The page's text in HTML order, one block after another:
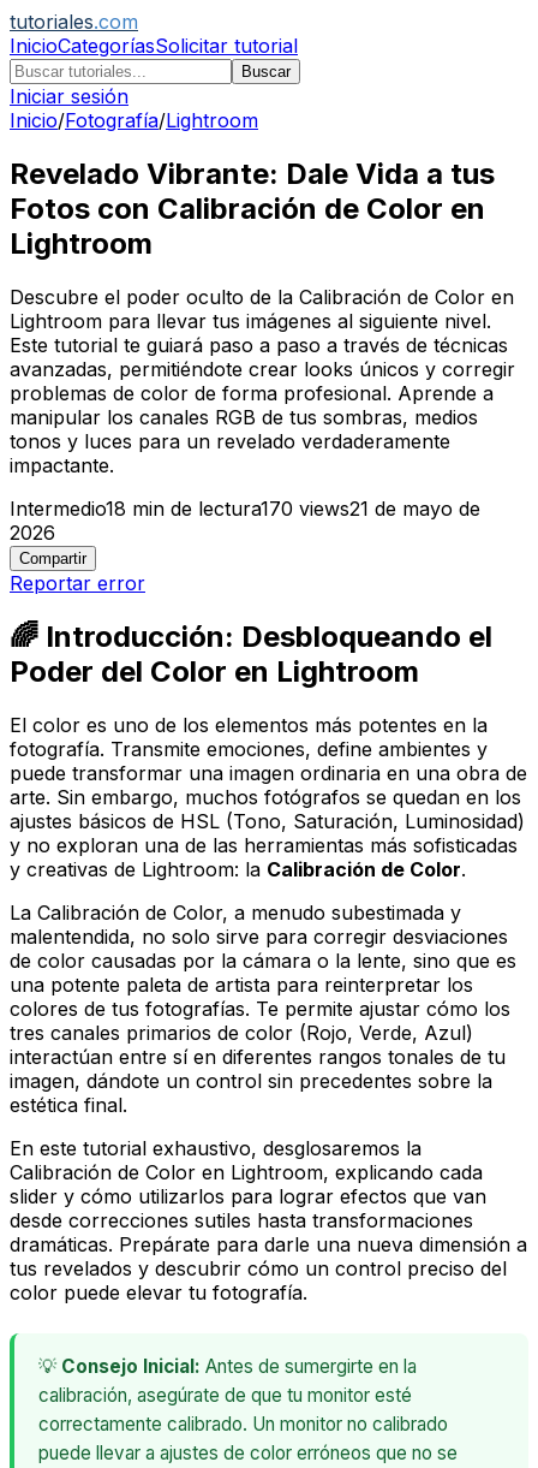
tutoriales.com
InicioCategoríasSolicitar tutorial
Buscar
Iniciar sesión
Inicio/Fotografía/Lightroom
Revelado Vibrante: Dale Vida a tus
Fotos con Calibración de Color en
Lightroom
Descubre el poder oculto de la Calibración de Color en
Lightroom para llevar tus imágenes al siguiente nivel.
Este tutorial te guiará paso a paso a través de técnicas
avanzadas, permitiéndote crear looks únicos y corregir
problemas de color de forma profesional. Aprende a
manipular los canales RGB de tus sombras, medios
tonos y luces para un revelado verdaderamente
impactante.
Intermedio18 min de lectura170 views21 de mayo de
2026
Compartir
Reportar error
🌈 Introducción: Desbloqueando el
Poder del Color en Lightroom
El color es uno de los elementos más potentes en la
fotografía. Transmite emociones, define ambientes y
puede transformar una imagen ordinaria en una obra de
arte. Sin embargo, muchos fotógrafos se quedan en los
ajustes básicos de HSL (Tono, Saturación, Luminosidad)
y no exploran una de las herramientas más sofisticadas
y creativas de Lightroom: la Calibración de Color.
La Calibración de Color, a menudo subestimada y
malentendida, no solo sirve para corregir desviaciones
de color causadas por la cámara o la lente, sino que es
una potente paleta de artista para reinterpretar los
colores de tus fotografías. Te permite ajustar cómo los
tres canales primarios de color (Rojo, Verde, Azul)
interactúan entre sí en diferentes rangos tonales de tu
imagen, dándote un control sin precedentes sobre la
estética final.
En este tutorial exhaustivo, desglosaremos la
Calibración de Color en Lightroom, explicando cada
slider y cómo utilizarlos para lograr efectos que van
desde correcciones sutiles hasta transformaciones
dramáticas. Prepárate para darle una nueva dimensión a
tus revelados y descubrir cómo un control preciso del
color puede elevar tu fotografía.
💡 Consejo Inicial: Antes de sumergirte en la
calibración, asegúrate de que tu monitor esté
correctamente calibrado. Un monitor no calibrado
puede llevar a ajustes de color erróneos que no se